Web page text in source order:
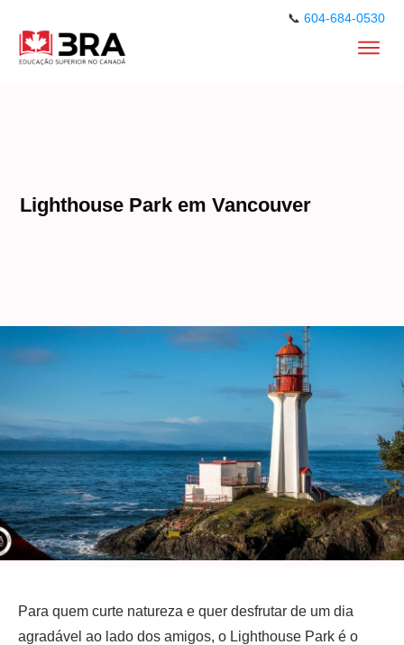
📞 604-684-0530
Lighthouse Park em Vancouver
Para quem curte natureza e quer desfrutar de um dia
agradável ao lado dos amigos, o Lighthouse Park é o